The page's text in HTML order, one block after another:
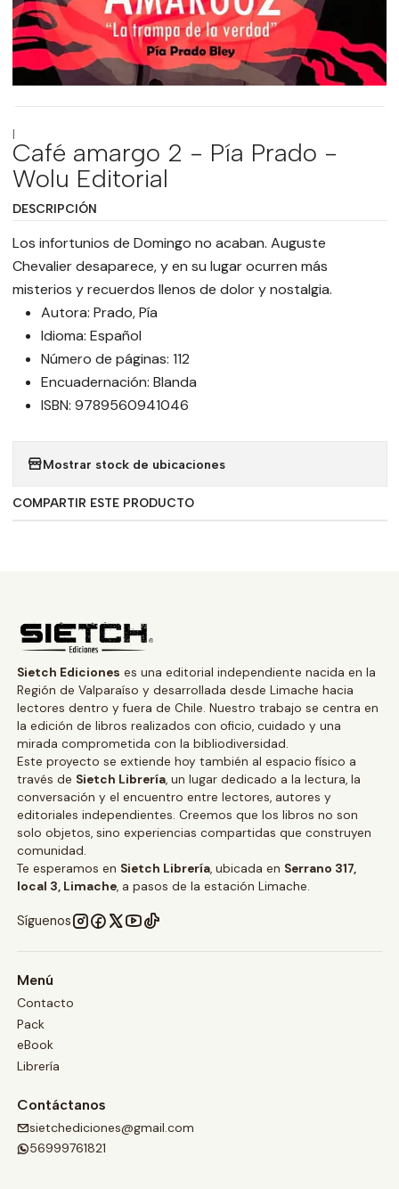
|
Café amargo 2 - Pía Prado -
Wolu Editorial
DESCRIPCIÓN
Los infortunios de Domingo no acaban. Auguste
Chevalier desaparece, y en su lugar ocurren más
misterios y recuerdos llenos de dolor y nostalgia.
Autora: Prado, Pía
Idioma: Español
Número de páginas: 112
Encuadernación: Blanda
ISBN: 9789560941046
Mostrar stock de ubicaciones
COMPARTIR ESTE PRODUCTO
Sietch Ediciones es una editorial independiente nacida en la
Región de Valparaíso y desarrollada desde Limache hacia
lectores dentro y fuera de Chile. Nuestro trabajo se centra en
la edición de libros realizados con oficio, cuidado y una
mirada comprometida con la bibliodiversidad.
Este proyecto se extiende hoy también al espacio físico a
través de Sietch Librería, un lugar dedicado a la lectura, la
conversación y el encuentro entre lectores, autores y
editoriales independientes. Creemos que los libros no son
solo objetos, sino experiencias compartidas que construyen
comunidad.
Te esperamos en Sietch Librería, ubicada en Serrano 317,
local 3, Limache, a pasos de la estación Limache.
Síguenos
Menú
Contacto
Pack
eBook
Librería
Contáctanos
sietchediciones@gmail.com
56999761821